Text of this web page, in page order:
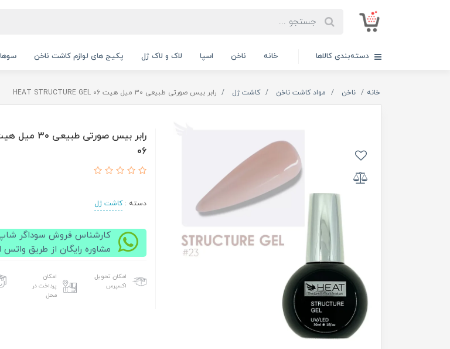
دسته‌بندی کالاها خانه ناخن اسپا لاک و لاک ژل پکیج های لوازم کاشت ناخن
خانه ناخن مواد کاشت ناخن کاشت ژل رابر بیس صورتی طبیعی 30 میل هیت HEAT STRUCTURE GEL 06
06
دسته :کاشت ژل
کارشناس فروش سوداگر
مشاوره رایگان از طریق
امکان تحویل
اکسپرس
امکان
پرداخت در
محل